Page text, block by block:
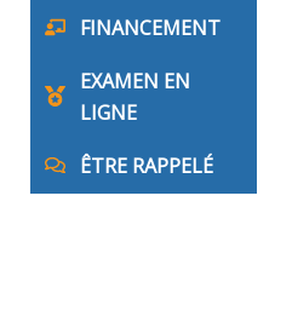
FINANCEMENT
EXAMEN EN
LIGNE
ÊTRE RAPPELÉ